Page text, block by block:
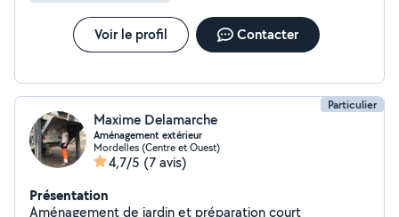
Voir le profil Contacter
Particulier
Maxime Delamarche
Aménagement extérieur
Mordelles (Centre et Ouest)
4,7/5 (7 avis)
Présentation
Aménagement de jardin et préparation court